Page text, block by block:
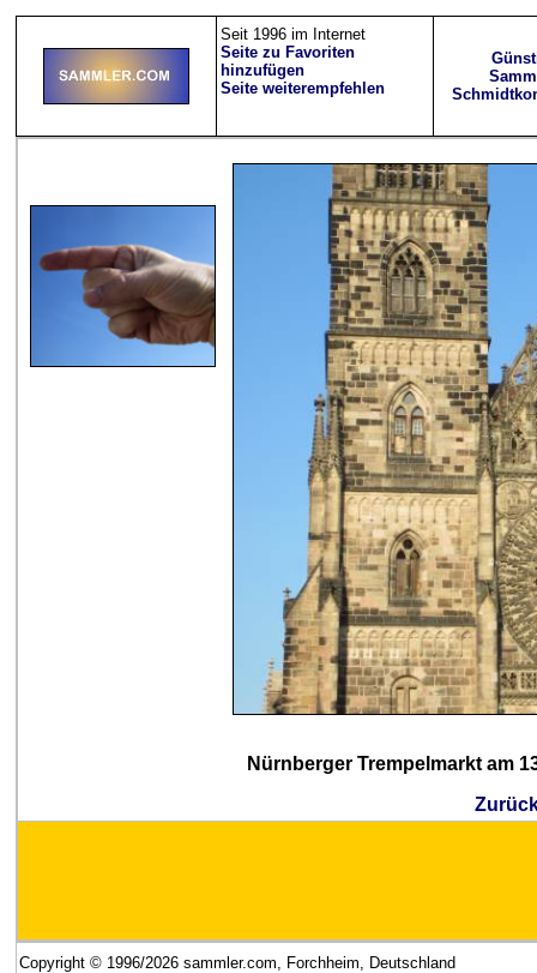
Seit 1996 im Internet
Seite zu Favoriten
hinzufügen
Seite weiterempfehlen
Nürnberger Trempelmarkt am
Copyright © 1996/2026 sammler.com, Forchheim, Deutschland